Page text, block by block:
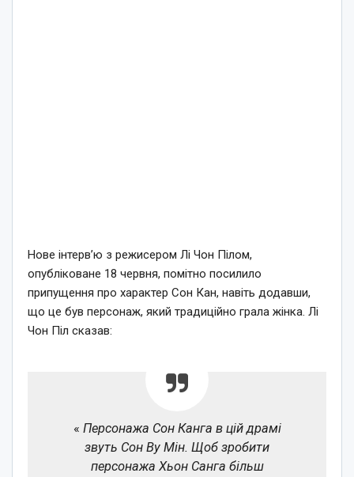
Нове інтерв’ю з режисером Лі Чон Пілом,
опубліковане 18 червня, помітно посилило
припущення про характер Сон Кан, навіть додавши,
що це був персонаж, який традиційно грала жінка. Лі
Чон Піл сказав:
« Персонажа Сон Канга в цій драмі
звуть Сон Ву Мін. Щоб зробити
персонажа Хьон Санга більш